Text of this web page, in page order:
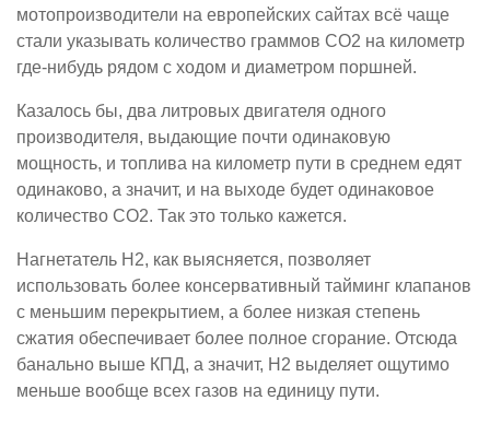
мотопроизводители на европейских сайтах всё чаще
стали указывать количество граммов CO2 на километр
где-нибудь рядом с ходом и диаметром поршней.
Казалось бы, два литровых двигателя одного
производителя, выдающие почти одинаковую
мощность, и топлива на километр пути в среднем едят
одинаково, а значит, и на выходе будет одинаковое
количество CO2. Так это только кажется.
Нагнетатель H2, как выясняется, позволяет
использовать более консервативный тайминг клапанов
с меньшим перекрытием, а более низкая степень
сжатия обеспечивает более полное сгорание. Отсюда
банально выше КПД, а значит, H2 выделяет ощутимо
меньше вообще всех газов на единицу пути.